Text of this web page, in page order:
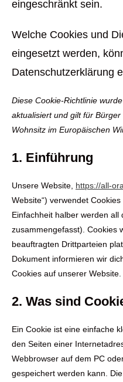
eingeschränkt sein.
Welche Cookies und
eingesetzt werden,
Datenschutzerklärung
Diese Cookie-Richtlinie
aktualisiert und gilt für
Wohnsitz im Europäischen
1. Einführung
Unsere Website, https://all-
Website“) verwendet
Einfachheit halber werden all
zusammengefasst). Cookies
beauftragten Drittparteien
Dokument informieren wir
Cookies auf unserer Website.
2. Was sind
Ein Cookie ist eine einfache
den Seiten einer
Webbrowser auf dem PC
gespeichert werden kann.